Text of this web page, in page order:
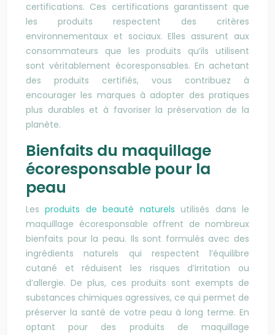
certifications. Ces certifications garantissent que
les produits respectent des critères
environnementaux et sociaux. Elles assurent aux
consommateurs que les produits qu’ils utilisent
sont véritablement écoresponsables. En achetant
des produits certifiés, vous contribuez à
encourager les marques à adopter des pratiques
plus durables et à favoriser la préservation de la
planète.
Bienfaits du maquillage
écoresponsable pour la
peau
Lesproduits de beauté naturels utilisés dans le
maquillage écoresponsable offrent de nombreux
bienfaits pour la peau. Ils sont formulés avec des
ingrédients naturels qui respectent l’équilibre
cutané et réduisent les risques d’irritation ou
d’allergie. De plus, ces produits sont exempts de
substances chimiques agressives, ce qui permet de
préserver la santé de votre peau à long terme. En
optant pour des produits de maquillage